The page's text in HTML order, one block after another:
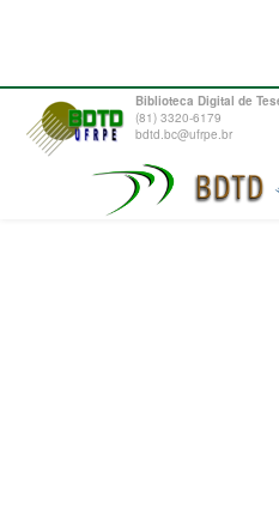
Biblioteca Digital de
(81) 3320-6179
bdtd.bc@ufrpe.br